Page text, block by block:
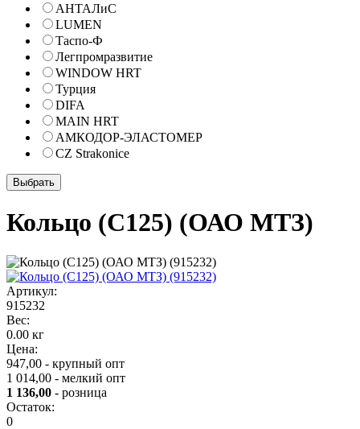
АНТАЛиС
LUMEN
Таспо-Ф
Легпромразвитие
WINDOW HRT
Турция
DIFA
MAIN HRT
АМКОДОР-ЭЛАСТОМЕР
CZ Strakonice
Кольцо (С125) (ОАО МТЗ)
Артикул:
915232
Вес:
0.00 кг
Цена:
947,00 - крупный опт
1 014,00 - мелкий опт
1 136,00 - розница
Остаток:
0